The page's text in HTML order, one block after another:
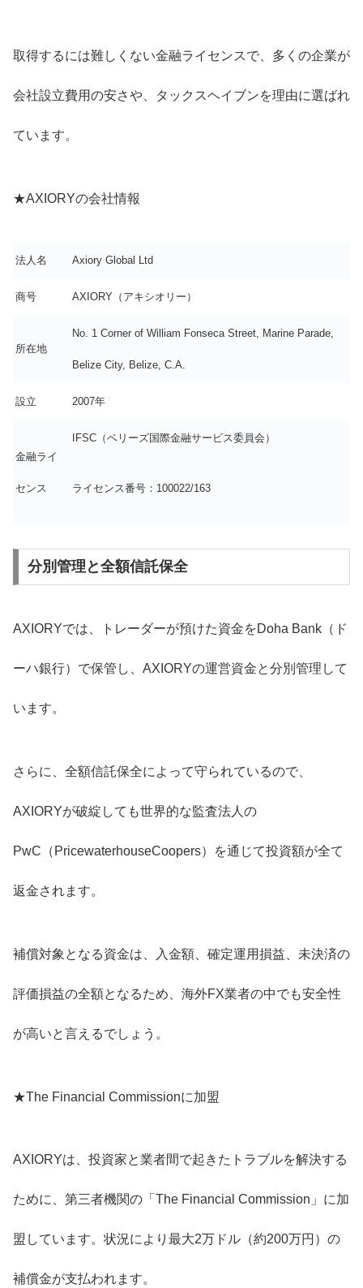
取得するには難しくない金融ライセンスで、多くの企業が
会社設立費用の安さや、タックスヘイブンを理由に選ばれ
ています。
★AXIORYの会社情報
法人名 Axiory Global Ltd
商号 AXIORY（アキシオリー）
所在地
No. 1 Corner of William Fonseca Street, Marine Parade,
Belize City, Belize, C.A.
設立 2007年
金融ライ
センス
IFSC（ベリーズ国際金融サービス委員会）
ライセンス番号：100022/163
分別管理と全額信託保全
AXIORYでは、トレーダーが預けた資金をDoha Bank（ド
ーハ銀行）で保管し、AXIORYの運営資金と分別管理して
います。
さらに、全額信託保全によって守られているので、
AXIORYが破綻しても世界的な監査法人の
PwC（PricewaterhouseCoopers）を通じて投資額が全て
返金されます。
補償対象となる資金は、入金額、確定運用損益、未決済の
評価損益の全額となるため、海外FX業者の中でも安全性
が高いと言えるでしょう。
★The Financial Commissionに加盟
AXIORYは、投資家と業者間で起きたトラブルを解決する
ために、第三者機関の「The Financial Commission」に加
盟しています。状況により最大2万ドル（約200万円）の
補償金が支払われます。